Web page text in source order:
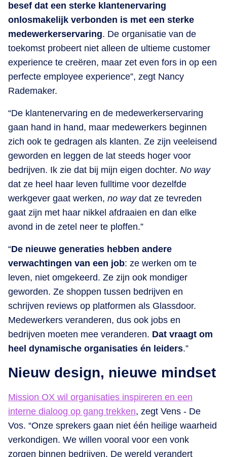
besef dat een sterke klantenervaring
onlosmakelijk verbonden is met een sterke
medewerkerservaring. De organisatie van de
toekomst probeert niet alleen de ultieme customer
experience te creëren, maar zet even fors in op een
perfecte employee experience”, zegt Nancy
Rademaker.
“De klantenervaring en de medewerkerservaring
gaan hand in hand, maar medewerkers beginnen
zich ook te gedragen als klanten. Ze zijn veeleisend
geworden en leggen de lat steeds hoger voor
bedrijven. Ik zie dat bij mijn eigen dochter. No way
dat ze heel haar leven fulltime voor dezelfde
werkgever gaat werken, no waydat ze tevreden
gaat zijn met haar nikkel afdraaien en dan elke
avond in de zetel neer te ploffen.”
“De nieuwe generaties hebben andere
verwachtingen van een job: ze werken om te
leven, niet omgekeerd. Ze zijn ook mondiger
geworden. Ze shoppen tussen bedrijven en
schrijven reviews op platformen als Glassdoor.
Medewerkers veranderen, dus ook jobs en
bedrijven moeten mee veranderen. Dat vraagt om
heel dynamische organisaties én leiders.”
Nieuw design, nieuwe mindset
Mission OX wil organisaties inspireren en een
interne dialoog op gang trekken, zegt Vens - De
Vos. “Onze sprekers gaan niet één heilige waarheid
verkondigen. We willen vooral voor een vonk
zorgen binnen bedrijven. De wereld verandert